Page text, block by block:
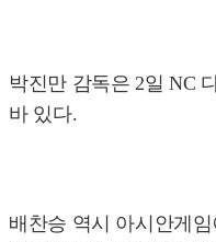
박진만 감독은 2일 NC
바 있다.
배찬승 역시 아시안게